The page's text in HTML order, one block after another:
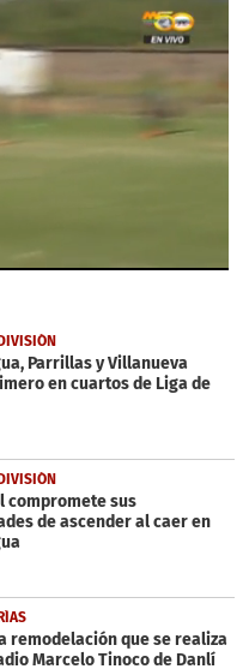
Parrillas y Villanueva
en cuartos de Liga de
compromete sus
de ascender al caer en
remodelación que se realiza
Marcelo Tinoco de Danlí